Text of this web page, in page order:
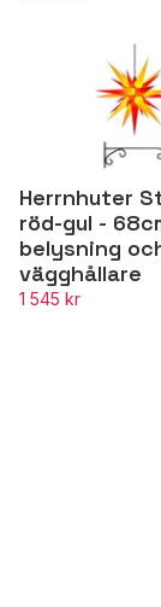
Herrnhuter
röd-gul -
belysning
vägghållare
1 545 kr